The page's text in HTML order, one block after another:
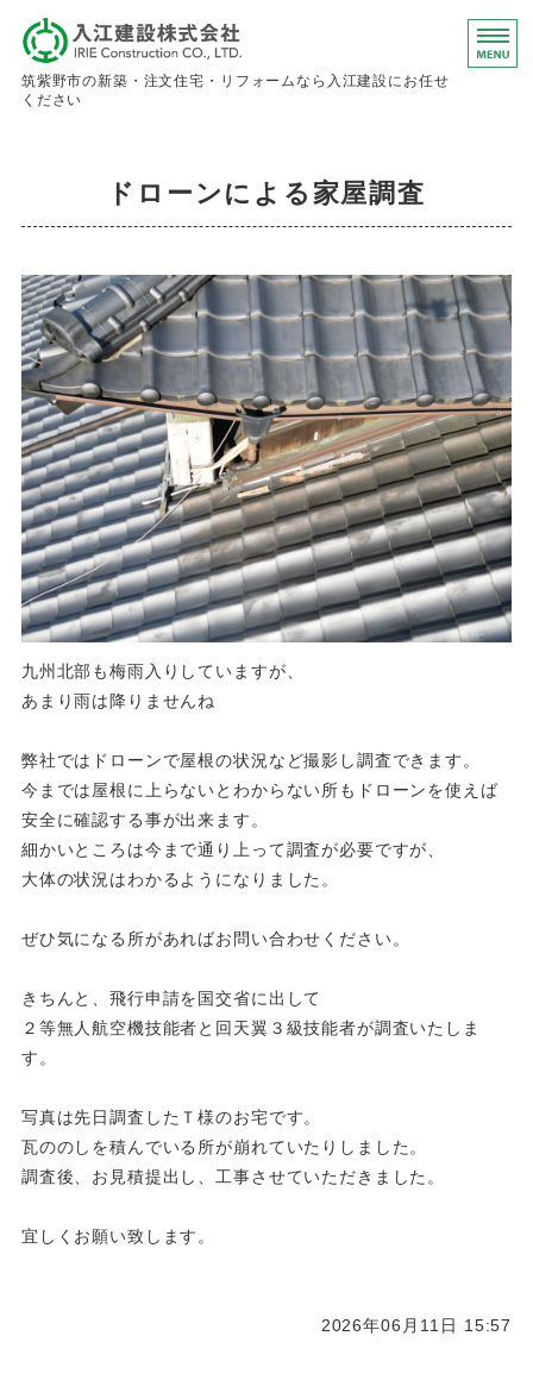
入江建設株
筑紫野市の新築・注文住宅・リフォームなら入江建設にお任せ
ください
お問い合わせ
求人情報
ドローンによる家屋調査
九州北部も梅雨入りしていますが、
あまり雨は降りませんね
弊社ではドローンで屋根の状況など撮影し調査できます。
今までは屋根に上らないとわからない所もドローンを使えば
安全に確認する事が出来ます。
細かいところは今まで通り上って調査が必要ですが、
大体の状況はわかるようになりました。
ぜひ気になる所があればお問い合わせください。
きちんと、飛行申請を国交省に出して
２等無人航空機技能者と回天翼３級技能者が調査いたしま
す。
写真は先日調査したＴ様のお宅です。
瓦ののしを積んでいる所が崩れていたりしました。
調査後、お見積提出し、工事させていただきました。
宜しくお願い致します。
2026年06月11日 15:57